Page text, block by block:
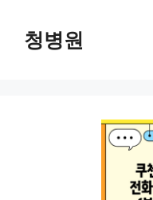
청병원